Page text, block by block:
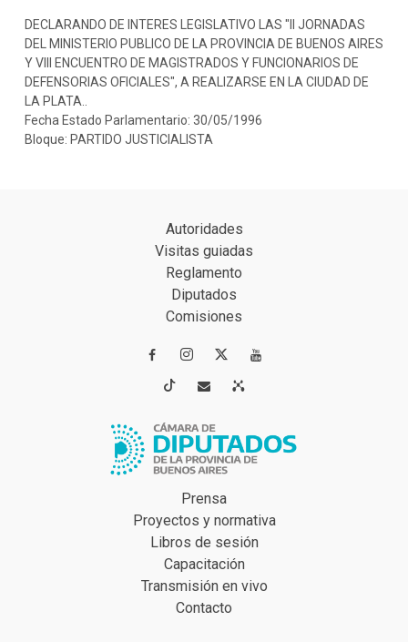
DECLARANDO DE INTERES LEGISLATIVO LAS "II JORNADAS
DEL MINISTERIO PUBLICO DE LA PROVINCIA DE BUENOS AIRES
Y VIII ENCUENTRO DE MAGISTRADOS Y FUNCIONARIOS DE
DEFENSORIAS OFICIALES", A REALIZARSE EN LA CIUDAD DE
LA PLATA..
Fecha Estado Parlamentario: 30/05/1996
Bloque: PARTIDO JUSTICIALISTA
Autoridades
Visitas guiadas
Reglamento
Diputados
Comisiones
 
 
Prensa
Proyectos y normativa
Libros de sesión
Capacitación
Transmisión en vivo
Contacto